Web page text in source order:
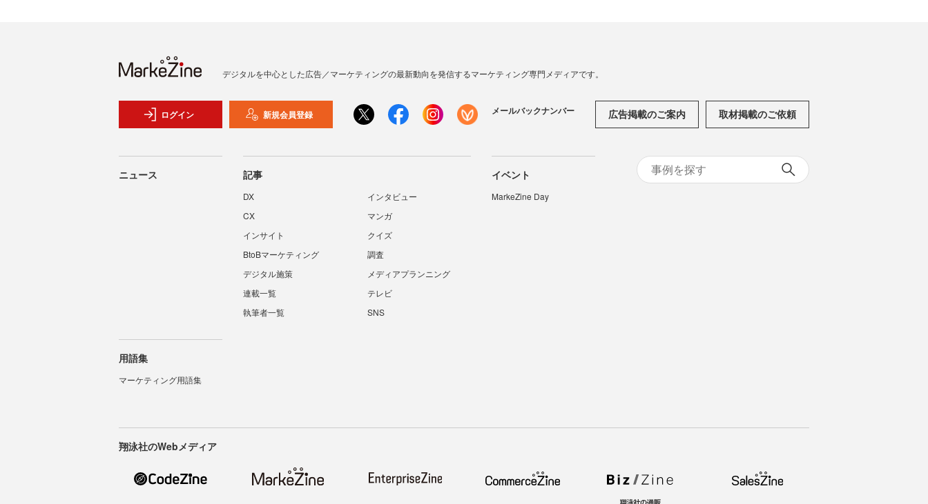
デジタルを中心とした広告／マーケティングの最新動向を発信するマーケティング専門メディアです。
ログイン 新規会員登録 メールバックナンバー 広告掲載のご案内 取材掲載のご依頼
ニュース 記事
DX
インタビュー
CX
マンガ
インサイト
クイズ
BtoBマーケティング
調査
デジタル施策
メディアプランニング
連載一覧
テレビ
執筆者一覧
SNS
イベント
MarkeZine Day
用語集
マーケティング用語集
翔泳社のWebメディア